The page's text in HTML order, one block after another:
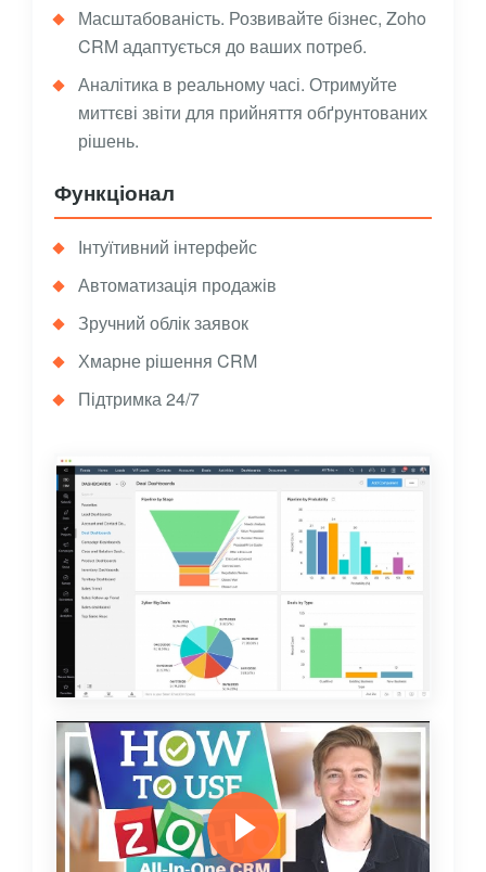
Масштабованість. Розвивайте бізнес, Zoho
CRM адаптується до ваших потреб.
Аналітика в реальному часі. Отримуйте
миттєві звіти для прийняття обґрунтованих
рішень.
Функціонал
Інтуїтивний інтерфейс
Автоматизація продажів
Зручний облік заявок
Хмарне рішення CRM
Підтримка 24/7